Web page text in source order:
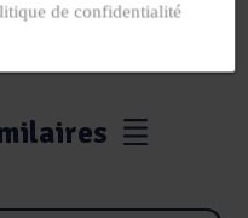
de confidentialité